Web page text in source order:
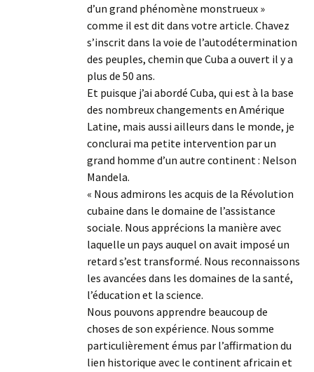
d’un grand phénomène monstrueux »
comme il est dit dans votre article. Chavez
s’inscrit dans la voie de l’autodétermination
des peuples, chemin que Cuba a ouvert il y a
plus de 50 ans.
Et puisque j’ai abordé Cuba, qui est à la base
des nombreux changements en Amérique
Latine, mais aussi ailleurs dans le monde, je
conclurai ma petite intervention par un
grand homme d’un autre continent : Nelson
Mandela.
« Nous admirons les acquis de la Révolution
cubaine dans le domaine de l’assistance
sociale. Nous apprécions la manière avec
laquelle un pays auquel on avait imposé un
retard s’est transformé. Nous reconnaissons
les avancées dans les domaines de la santé,
l’éducation et la science.
Nous pouvons apprendre beaucoup de
choses de son expérience. Nous somme
particulièrement émus par l’affirmation du
lien historique avec le continent africain et